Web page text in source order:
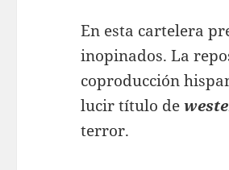
En esta cartelera
inopinados. La
coproducción
lucir título de
terror.